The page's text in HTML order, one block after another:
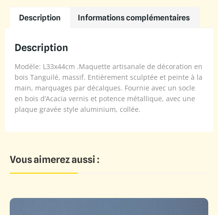
Description Informations complémentaires
Description
Modèle: L33x44cm .Maquette artisanale de décoration en
bois Tanguilé, massif. Entièrement sculptée et peinte à la
main, marquages par décalques. Fournie avec un socle
en bois d’Acacia vernis et potence métallique, avec une
plaque gravée style aluminium, collée.
Vous aimerez aussi :